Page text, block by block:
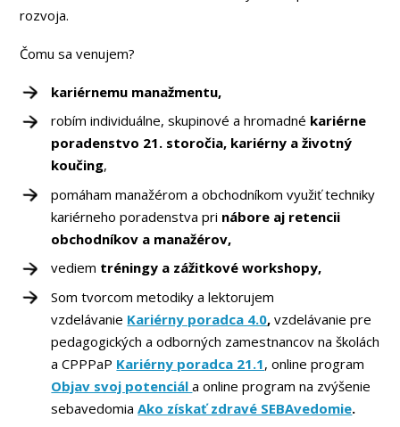
rozvoja.
Čomu sa venujem?
kariérnemu manažmentu,
robím individuálne, skupinové a hromadné kariérne
poradenstvo 21. storočia, kariérny a životný
koučing,
pomáham manažérom a obchodníkom využiť techniky
kariérneho poradenstva pri nábore aj retencii
obchodníkov a manažérov,
vediem tréningy a zážitkové workshopy,
Som tvorcom metodiky a lektorujem
vzdelávanie Kariérny poradca 4.0, vzdelávanie pre
pedagogických a odborných zamestnancov na školách
a CPPPaP Kariérny poradca 21.1, online program
Objav svoj potenciálaonline program na zvýšenie
sebavedomiaAko získať zdravé SEBAvedomie.